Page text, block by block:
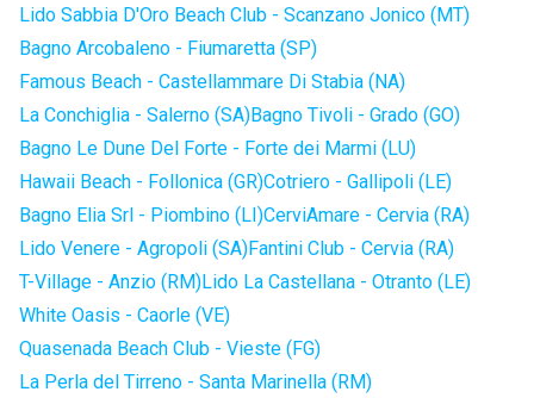
Lido Sabbia D'Oro Beach Club - Scanzano Jonico (MT)
Bagno Arcobaleno - Fiumaretta (SP)
Famous Beach - Castellammare Di Stabia (NA)
La Conchiglia - Salerno (SA)Bagno Tivoli - Grado (GO)
Bagno Le Dune Del Forte - Forte dei Marmi (LU)
Hawaii Beach - Follonica (GR)Cotriero - Gallipoli (LE)
Bagno Elia Srl - Piombino (LI)CerviAmare - Cervia (RA)
Lido Venere - Agropoli (SA)Fantini Club - Cervia (RA)
T-Village - Anzio (RM)Lido La Castellana - Otranto (LE)
White Oasis - Caorle (VE)
Quasenada Beach Club - Vieste (FG)
La Perla del Tirreno - Santa Marinella (RM)